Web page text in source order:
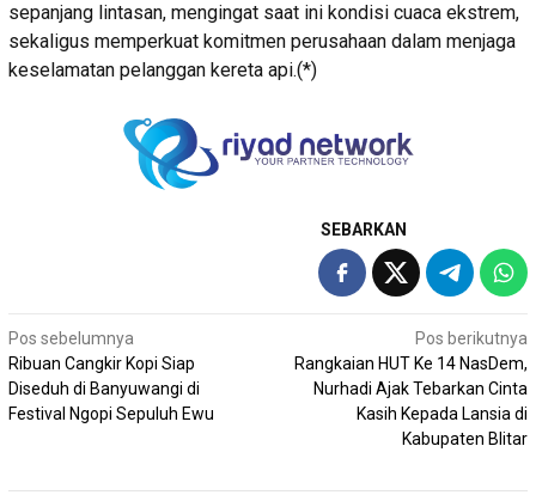
sepanjang lintasan, mengingat saat ini kondisi cuaca ekstrem,
sekaligus memperkuat komitmen perusahaan dalam menjaga
keselamatan pelanggan kereta api.(*)
SEBARKAN
Navigasi
pos
Pos sebelumnya
Ribuan Cangkir Kopi Siap
Diseduh di Banyuwangi di
Festival Ngopi Sepuluh Ewu
Pos berikutnya
Rangkaian HUT Ke 14 NasDem,
Nurhadi Ajak Tebarkan Cinta
Kasih Kepada Lansia di
Kabupaten Blitar